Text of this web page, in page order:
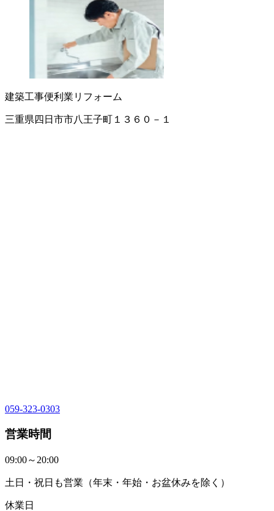
建築工事便利業 リフォーム
三重県四日市市八王子町１３６０－１
059-323-0303
営業時間
09:00～20:00
土日・祝日も営業（年末・年始・お盆休みを除く）
休業日